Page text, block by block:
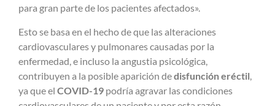
para gran parte de los pacientes afectados».
Esto se basa en el hecho de que las alteraciones
cardiovasculares y pulmonares causadas por la
enfermedad, e incluso la angustia psicológica,
contribuyen a la posible aparición dedisfunción eréctil,
ya que el COVID-19 podría agravar las condiciones